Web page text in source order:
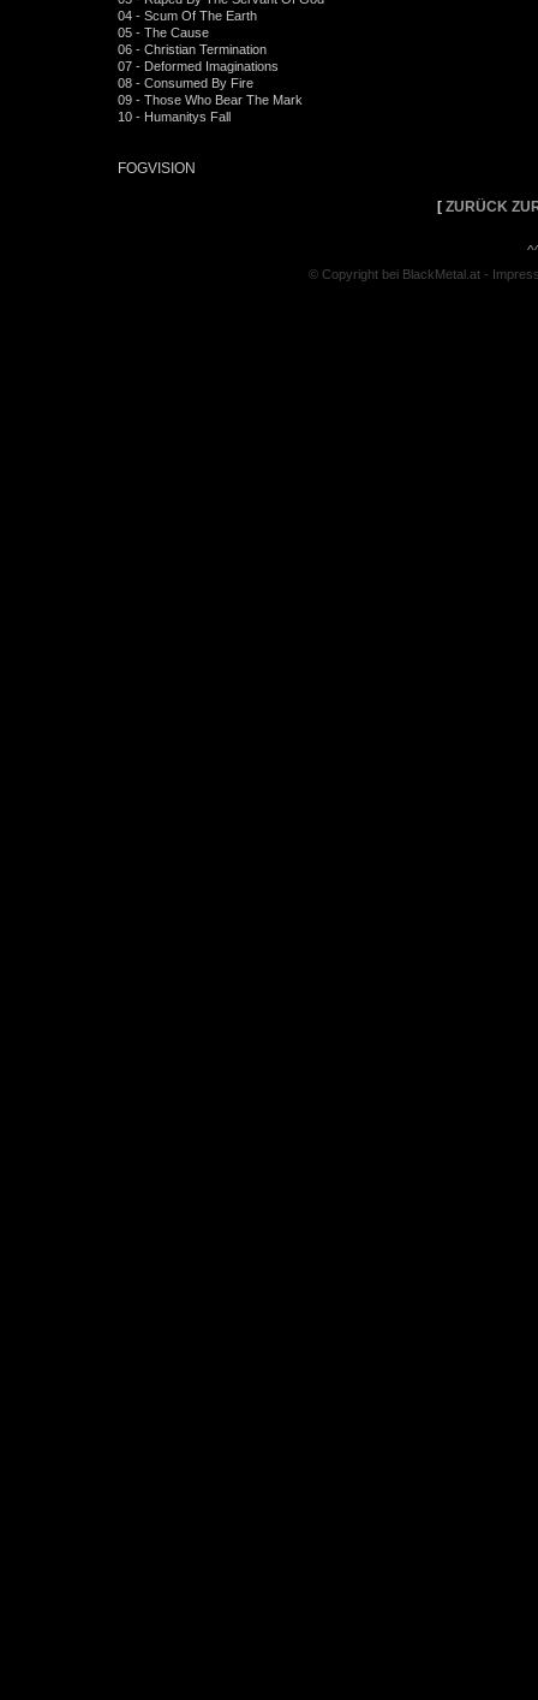
04 - Scum Of The Earth
05 - The Cause
06 - Christian Termination
07 - Deformed Imaginations
08 - Consumed By Fire
09 - Those Who Bear The Mark
10 - Humanitys Fall
FOGVISION
[ ZURÜCK
© Copyright bei BlackMetal.at -